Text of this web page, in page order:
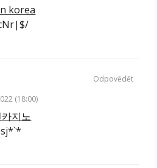
korea
(18:00)
지노
Odpovědět